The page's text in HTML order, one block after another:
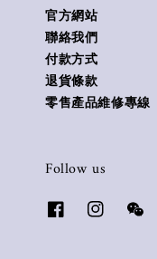
官方網站
聯絡我們
付款方式
退貨條款
零售產品維修專線
Follow us